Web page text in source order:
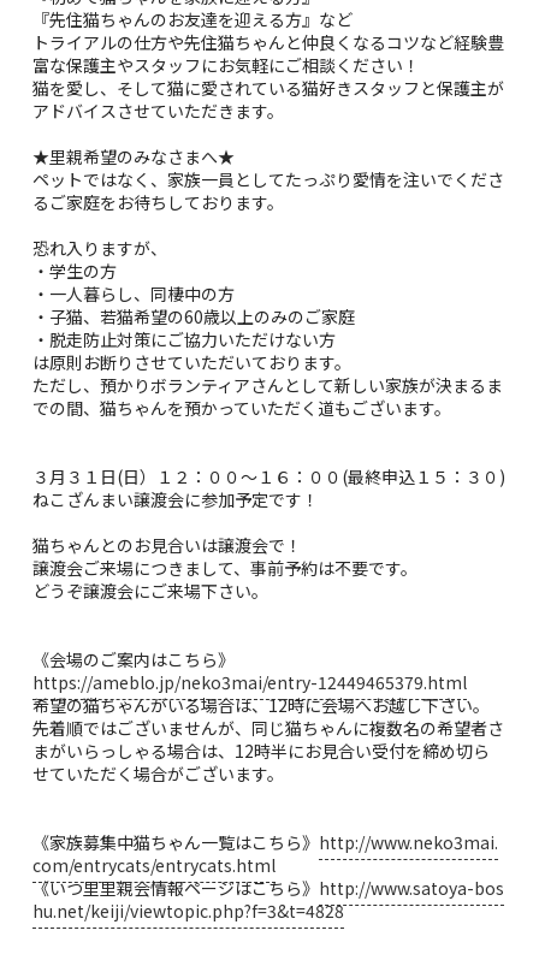
『先住猫ちゃんのお友達を迎える方』など
トライアルの仕方や先住猫ちゃんと仲良くなるコツなど経験豊
富な保護主やスタッフにお気軽にご相談ください！
猫を愛し、そして猫に愛されている猫好きスタッフと保護主が
アドバイスさせていただきます。
★里親希望のみなさまへ★
ペットではなく、家族一員としてたっぷり愛情を注いでくださ
るご家庭をお待ちしております。
恐れ入りますが、
・学生の方
・一人暮らし、同棲中の方
・子猫、若猫希望の60歳以上のみのご家庭
・脱走防止対策にご協力いただけない方
は原則お断りさせていただいております。
ただし、預かりボランティアさんとして新しい家族が決まるま
での間、猫ちゃんを預かっていただく道もございます。
３月３１日(日）１２：００～１６：００(最終申込１５：３０)
ねこざんまい譲渡会に参加予定です！
猫ちゃんとのお見合いは譲渡会で！
譲渡会ご来場につきまして、事前予約は不要です。
どうぞ譲渡会にご来場下さい。
《会場のご案内はこちら》
https://ameblo.jp/neko3mai/entry-12449465379.html
希望の猫ちゃんがいる場合は、12時に会場へお越し下さい。
先着順ではございませんが、同じ猫ちゃんに複数名の希望者さ
まがいらっしゃる場合は、12時半にお見合い受付を締め切ら
せていただく場合がございます。
《家族募集中猫ちゃん一覧はこちら》 http://www.neko3mai.
com/entrycats/entrycats.html
《いつ里里親会情報ページはこちら》 http://www.satoya-bos
hu.net/keiji/viewtopic.php?f=3&t=4828